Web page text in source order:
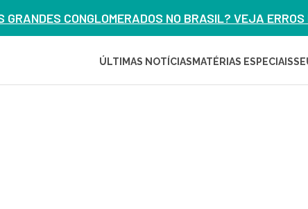
GRANDES CONGLOMERADOS NO BRASIL? VEJA
ÚLTIMAS NOTÍCIAS MATÉRIAS ESPECIAIS